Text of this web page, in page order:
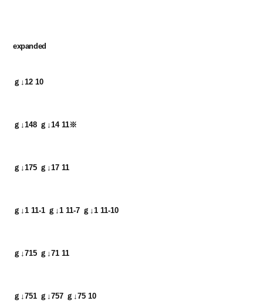
expanded
ｇ↓12 10
ｇ↓148 ｇ↓14 11※
ｇ↓175 ｇ↓17 11
ｇ↓1 11-1 ｇ↓1 11-7 ｇ↓1 11-10
ｇ↓715 ｇ↓71 11
ｇ↓751 ｇ↓757 ｇ↓75 10